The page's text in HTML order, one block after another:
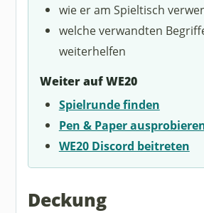
wie er am Spieltisch
welche verwandten
weiterhelfen
Weiter auf WE20
Spielrunde finden
Pen & Paper
WE20 Discord beitreten
Deckung